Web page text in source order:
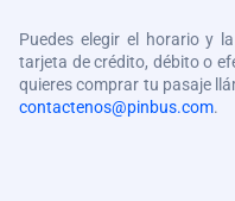
Puedes elegir el horario y
tarjeta de crédito, débito o
quieres comprar tu pasaje
contactenos@pinbus.com.